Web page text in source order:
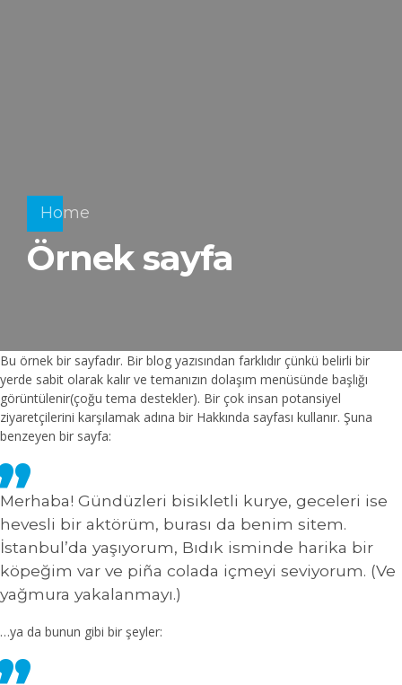
Home
Örnek sayfa
Bu örnek bir sayfadır. Bir blog yazısından farklıdır çünkü belirli bir
yerde sabit olarak kalır ve temanızın dolaşım menüsünde başlığı
görüntülenir(çoğu tema destekler). Bir çok insan potansiyel
ziyaretçilerini karşılamak adına bir Hakkında sayfası kullanır. Şuna
benzeyen bir sayfa:
Merhaba! Gündüzleri bisikletli kurye, geceleri ise
hevesli bir aktörüm, burası da benim sitem.
İstanbul’da yaşıyorum, Bıdık isminde harika bir
köpeğim var ve piña colada içmeyi seviyorum. (Ve
yağmura yakalanmayı.)
…ya da bunun gibi bir şeyler: